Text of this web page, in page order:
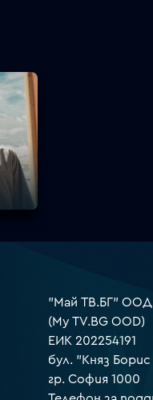
"Май ТВ.БГ" ООД
(My TV.BG OOD)
ЕИК 202254191
бул. "Княз
гр. София 1000